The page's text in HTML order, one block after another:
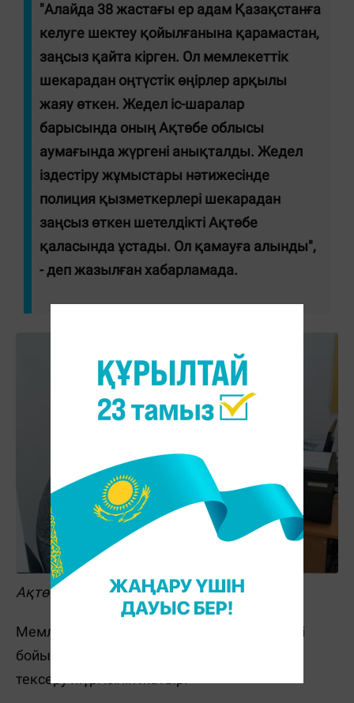
"Алайда 38 жастағы ер адам Қазақстанға
келуге шектеу қойылғанына қарамастан,
заңсыз қайта кірген. Ол мемлекеттік
шекарадан оңтүстік өңірлер арқылы
жаяу өткен. Жедел іс-шаралар
барысында оның Ақтөбе облысы
аумағында жүргені анықталды. Жедел
іздестіру жұмыстары нәтижесінде
полиция қызметкерлері шекарадан
заңсыз өткен шетелдікті Ақтөбе
қаласында ұстады. Ол қамауға алынды",
- деп жазылған хабарламада.
Ақтөбе облысы ПД
Мемлекеттік шекарадан заңсыз өту дерегі
бойынша қылмыстық іс қозғалды. Тергеп-
тексеру жүргізіліп жатыр.